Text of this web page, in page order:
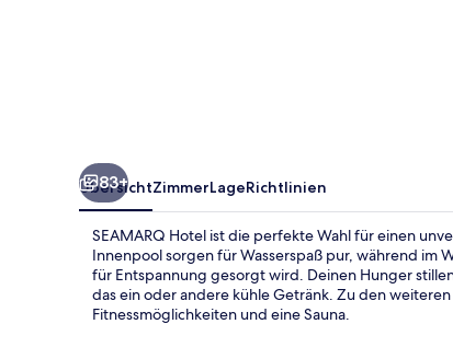
83+
ÜbersichtZimmerLageRichtlinien
SEAMARQ Hotel ist die perfekte Wahl für einen
Innenpool sorgen für Wasserspaß pur, während im
für Entspannung gesorgt wird. Deinen Hunger
das ein oder andere kühle Getränk. Zu den
Fitnessmöglichkeiten und eine Sauna.